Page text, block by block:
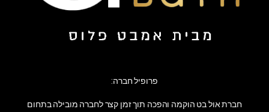
פרופיל חברה:
חברת אול בט הוקמה והפכה תוך זמן קצר לחברה מובילה בתחום